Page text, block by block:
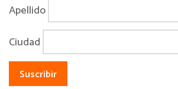
Apellido
Ciudad